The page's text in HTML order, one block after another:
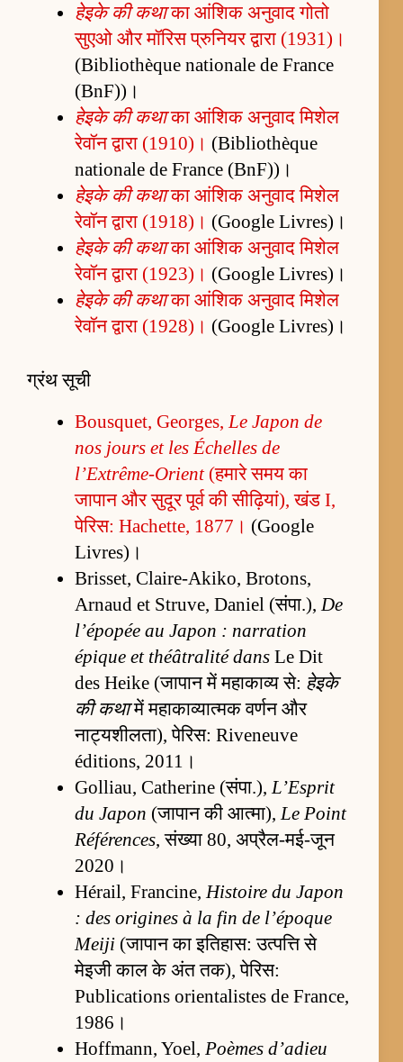
हेइके की कथाका आंशिक अनुवाद गोतो
सुएओ और मॉरिस प्रुनियर द्वारा (1931)।
(Bibliothèque nationale de France
(BnF))।
हेइके की कथाका आंशिक अनुवाद मिशेल
रेवॉन द्वारा (1910)। (Bibliothèque
nationale de France (BnF))।
हेइके की कथाका आंशिक अनुवाद मिशेल
रेवॉन द्वारा (1918)। (Google Livres)।
हेइके की कथाका आंशिक अनुवाद मिशेल
रेवॉन द्वारा (1923)। (Google Livres)।
हेइके की कथाका आंशिक अनुवाद मिशेल
रेवॉन द्वारा (1928)। (Google Livres)।
ग्रंथ सूची
Bousquet, Georges, Le Japon de
nos jours et les Échelles de
l’Extrême-Orient(हमारे समय का
जापान और सुदूर पूर्व की सीढ़ियां), खंड I,
पेरिस: Hachette, 1877। (Google
Livres)।
Brisset, Claire-Akiko, Brotons,
Arnaud et Struve, Daniel (संपा.), De
l’épopée au Japon : narration
épique et théâtralité dansLe Dit
des Heike (जापान में महाकाव्य से: हेइके
की कथामें महाकाव्यात्मक वर्णन और
नाट्यशीलता), पेरिस: Riveneuve
éditions, 2011।
Golliau, Catherine (संपा.), L’Esprit
du Japon (जापान की आत्मा), Le Point
Références, संख्या 80, अप्रैल-मई-जून
2020।
Hérail, Francine, Histoire du Japon
: des origines à la fin de l’époque
Meiji(जापान का इतिहास: उत्पत्ति से
मेइजी काल के अंत तक), पेरिस:
Publications orientalistes de France,
1986।
Hoffmann, Yoel, Poèmes d’adieu